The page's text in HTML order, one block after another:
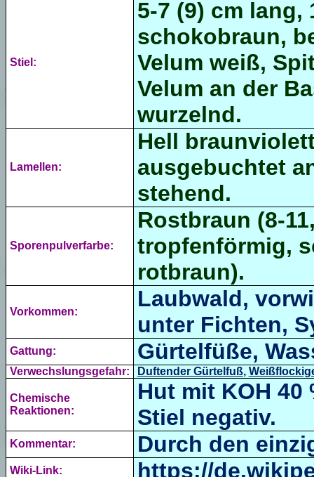
Stiel:
5-7 (9) cm
schokobraun,
Velum weiß,
Velum an der
wurzelnd.
Lamellen:
Hell
ausgebuchtet
stehend.
Sporenpulverfarbe:
Rostbraun (8-
tropfenförmig,
rotbraun).
Vorkommen:
Laubwald,
unter Fichten,
Gattung: Gürtelfüße,
Verwechslungsgefahr: Duftender Gürtelfuß,
Chemische
Reaktionen:
Hut mit KOH 40
Stiel negativ.
Kommentar: Durch den
Wiki-Link: https://